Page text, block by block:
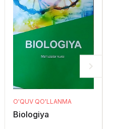
O'QUV QO'LLANMA
Biologiya